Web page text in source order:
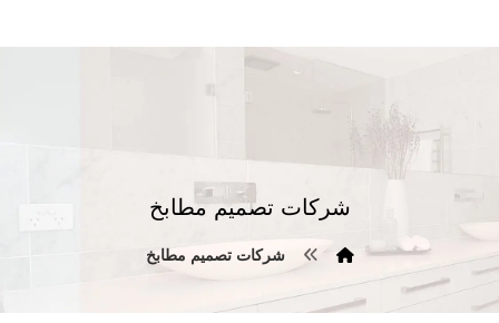
شركات تصميم مطابخ
شركات تصميم مطابخ